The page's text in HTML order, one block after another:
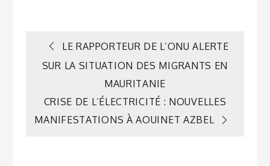
Navigation
l’article
LE RAPPORTEUR DE L’ONU ALERTE
SUR LA SITUATION DES MIGRANTS EN
MAURITANIE
CRISE DE L’ÉLECTRICITÉ : NOUVELLES
MANIFESTATIONS À AOUINET AZBEL